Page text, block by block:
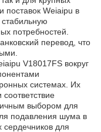
поставок Weiaipu в
потребностей.
перевод, что
V18017FS вокруг
системах. Их
выбором для
подавления шума в
для